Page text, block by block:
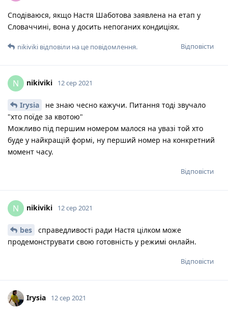
Сподіваюся, якщо Настя Шаботова заявлена на етап у
Словаччині, вона у досить непоганих кондиціях.
Відповісти
nikiviki відповіли на це повідомлення.
N nikiviki 12 сер 2021
Irysia
не знаю чесно кажучи. Питання тоді звучало
"хто поїде за квотою"
Можливо під першим номером малося на увазі той хто
буде у найкращій формі, ну перший номер на конкретний
момент часу.
Відповісти
N nikiviki 12 сер 2021
bes
справедливості ради Настя цілком може
продемонструвати свою готовність у режимі онлайн.
Відповісти
Irysia 12 сер 2021